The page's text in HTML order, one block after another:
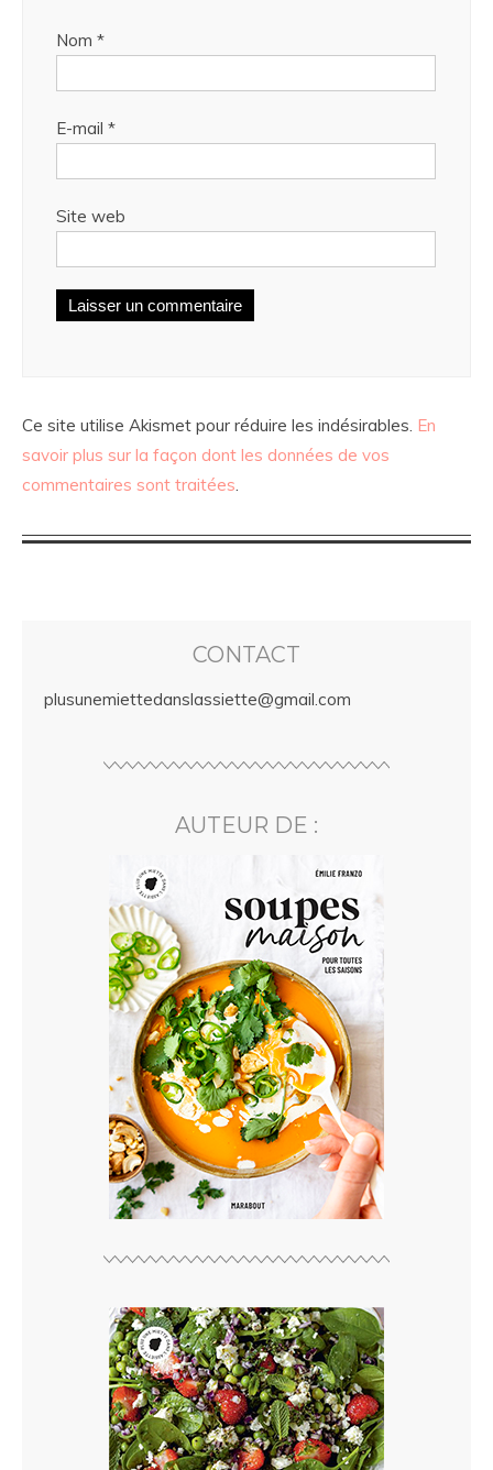
Nom *
E-mail *
Site web
Ce site utilise Akismet pour réduire les indésirables. En
savoir plus sur la façon dont les données de vos
commentaires sont traitées.
CONTACT
plusunemiettedanslassiette@gmail.com
AUTEUR DE :